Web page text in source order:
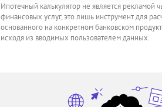
Ипотечный калькулятор не является рекламой
финансовых услуг, это лишь инструмент для
основанного на конкретном банковском
исходя из вводимых пользователем данных.